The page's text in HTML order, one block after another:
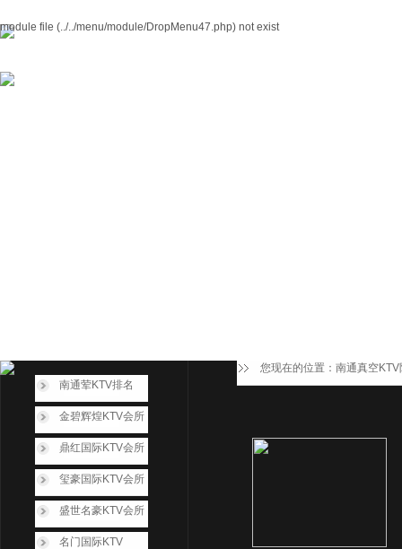
module file (../../menu/module/DropMenu47.php) not exist
您现在的位置： 南通真空
南通荤KTV排名
金碧辉煌KTV会所
鼎红国际KTV会所
玺豪国际KTV会所
盛世名豪KTV会所
名门国际KTV